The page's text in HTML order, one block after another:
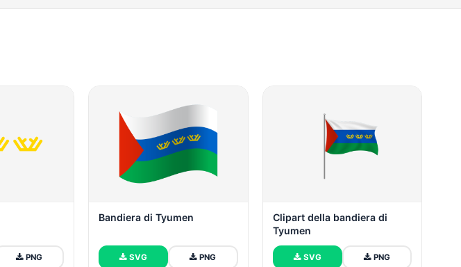
PNG
Bandiera di Tyumen
SVG PNG
Clipart della bandiera di
Tyumen
SVG PNG